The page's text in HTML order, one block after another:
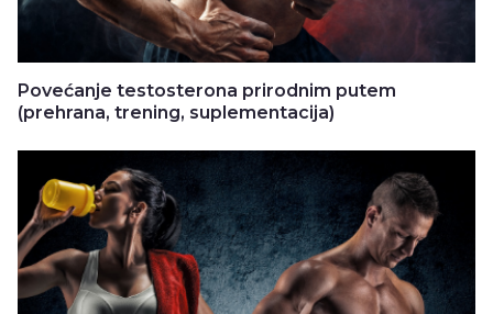
Povećanje testosterona prirodnim putem
(prehrana, trening, suplementacija)